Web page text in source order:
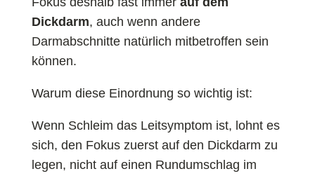
Dickdarm, auch wenn andere
Darmabschnitte natürlich mitbetroffen sein
können.
Warum diese Einordnung so wichtig ist:
Wenn Schleim das Leitsymptom ist, lohnt es
sich, den Fokus zuerst auf den Dickdarm zu
legen, nicht auf einen Rundumschlag im